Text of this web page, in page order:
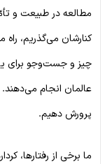
مطالعه در طبیعت و
کنارشان می‌گذریم،
چیز و جست‌وجو برای
عالمان انجام
پرورش دهیم.
ما برخی از رفتارها،